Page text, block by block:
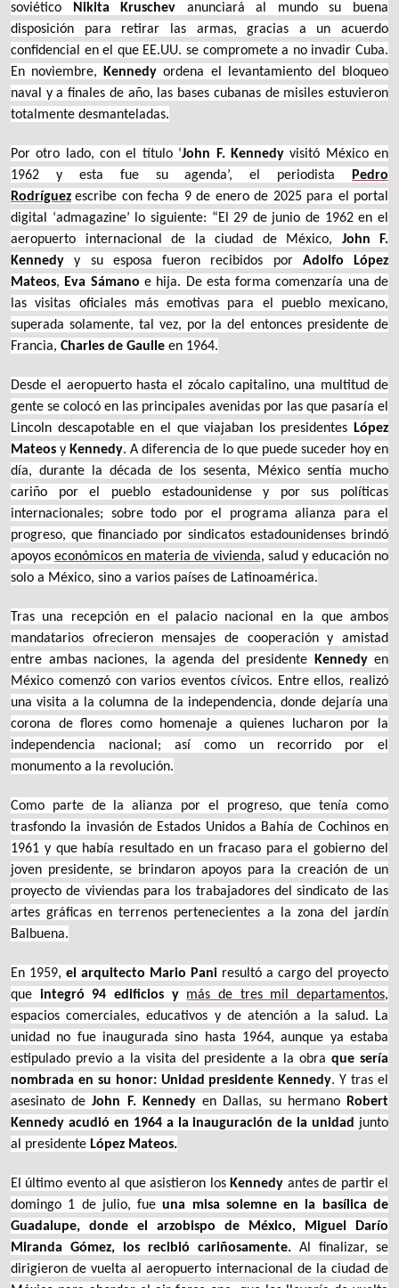
soviético
Nikita Kruschev anunciará al mundo su buena
disposición para retirar las armas, gracias a un acuerdo
confidencial en el que EE.UU. se compromete a no invadir Cuba.
En noviembre,
Kennedy ordena el levantamiento del bloqueo
naval y a finales de año, las bases cubanas de misiles estuvieron
totalmente desmanteladas.
Por otro lado, con el título ‘John F. Kennedyvisitó México en
1962 y esta fue su agenda’, el periodista
Pedro
Rodríguez escribe con fecha 9 de enero de 2025 para el portal
digital ‘admagazine’ lo siguiente: “El 29 de junio de 1962 en el
aeropuerto internacional de la ciudad de México, John F.
Kennedy y su esposa fueron recibidos por Adolfo López
Mateos, Eva Sámano e hija. De esta forma comenzaría una de
las visitas oficiales más emotivas para el pueblo mexicano,
superada solamente, tal vez, por la del entonces presidente de
Francia, Charles de Gaulle en 1964.
Desde el aeropuerto hasta el zócalo capitalino, una multitud de
gente se colocó en las principales avenidas por las que pasaría el
Lincoln descapotable en el que viajaban los presidentes
López
Mateos y Kennedy. A diferencia de lo que puede suceder hoy en
día, durante la década de los sesenta, México sentía mucho
cariño por el pueblo estadounidense y por sus políticas
internacionales; sobre todo por el programa alianza para el
progreso, que financiado por sindicatos estadounidenses brindó
apoyoseconómicos en materia de vivienda, salud y educación no
solo a México, sino a varios países de Latinoamérica.
Tras una recepción en el palacio nacional en la que ambos
mandatarios ofrecieron mensajes de cooperación y amistad
entre ambas naciones, la agenda del presidente
Kennedyen
México comenzó con varios eventos cívicos. Entre ellos, realizó
una visita a la columna de la independencia, donde dejaría una
corona de flores como homenaje a quienes lucharon por la
independencia nacional; así como un recorrido por el
monumento a la revolución.
Como parte de la alianza por el progreso, que tenía como
trasfondo la invasión de Estados Unidos a Bahía de Cochinos en
1961 y que había resultado en un fracaso para el gobierno del
joven presidente, se brindaron apoyos para la creación de un
proyecto de viviendas para los trabajadores del sindicato de las
artes gráficas en terrenos pertenecientes a la zona del jardín
Balbuena.
En 1959, el arquitecto Mario Pani resultó a cargo del proyecto
que integró 94 edificios y más de tres mil departamentos,
espacios comerciales, educativos y de atención a la salud. La
unidad no fue inaugurada sino hasta 1964, aunque ya estaba
estipulado previo a la visita del presidente a la obraque sería
nombrada en su honor: Unidad presidente Kennedy. Y tras el
asesinato deJohn F. Kennedyen Dallas, su hermano
Robert
Kennedy acudió en 1964 a la inauguración de la unidad junto
al presidente López Mateos.
El último evento al que asistieron los Kennedy antes de partir el
domingo 1 de julio, fueuna misa solemne en la basílica de
Guadalupe, donde el arzobispo de México,
Miguel Darío
Miranda Gómez, los recibió cariñosamente. Al finalizar, se
dirigieron de vuelta al aeropuerto internacional de la ciudad de